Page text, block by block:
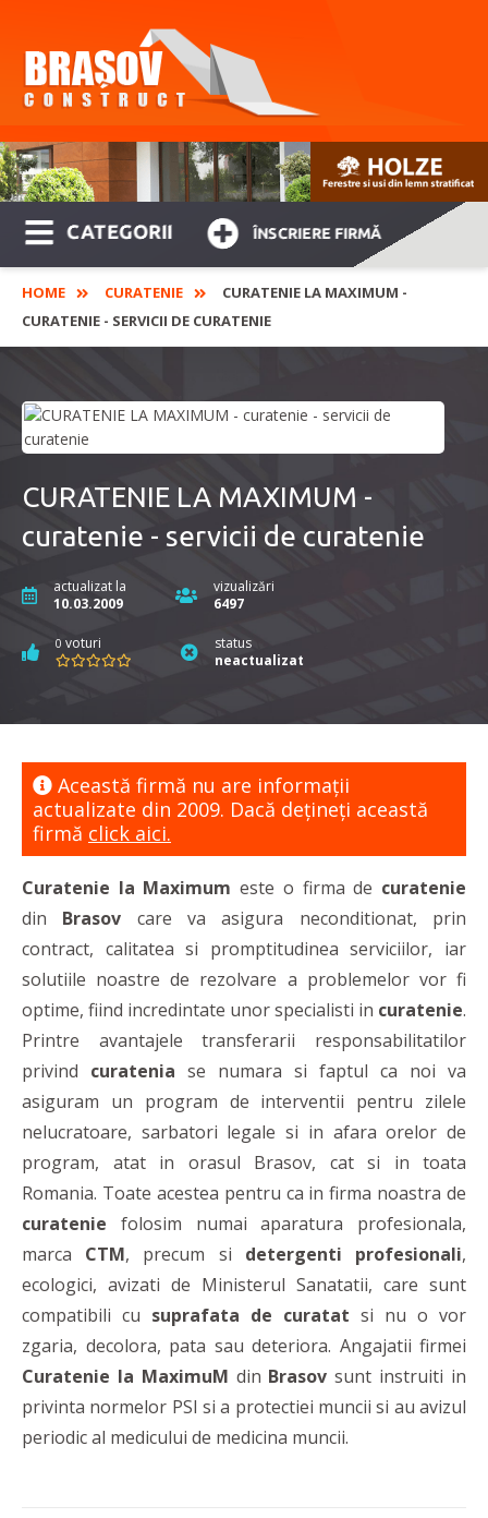
CATEGORII ÎNSCRIERE FIRMĂ
HOME CURATENIE
CURATENIE LA MAXIMUM -
CURATENIE - SERVICII DE CURATENIE
CURATENIE LA MAXIMUM -
curatenie - servicii de curatenie
actualizat la
10.03.2009
vizualizări
6497
0 voturi
status
neactualizat
Această firmă nu are informaţii
actualizate din 2009. Dacă dețineți această
firmă click aici.
Curatenie la Maximum este o firma de curatenie
din Brasov care va asigura neconditionat, prin
contract, calitatea si promptitudinea serviciilor, iar
solutiile noastre de rezolvare a problemelor vor fi
optime, fiind incredintate unor specialisti in curatenie.
Printre avantajele transferarii responsabilitatilor
privind curatenia se numara si faptul ca noi va
asiguram un program de interventii pentru zilele
nelucratoare, sarbatori legale si in afara orelor de
program, atat in orasul Brasov, cat si in toata
Romania. Toate acestea pentru ca in firma noastra de
curatenie folosim numai aparatura profesionala,
marca CTM, precum si detergenti profesionali,
ecologici, avizati de Ministerul Sanatatii, care sunt
compatibili cu suprafata de curatat si nu o vor
zgaria, decolora, pata sau deteriora. Angajatii firmei
Curatenie la MaximuM din Brasov sunt instruiti in
privinta normelor PSI si a protectiei muncii si au avizul
periodic al medicului de medicina muncii.